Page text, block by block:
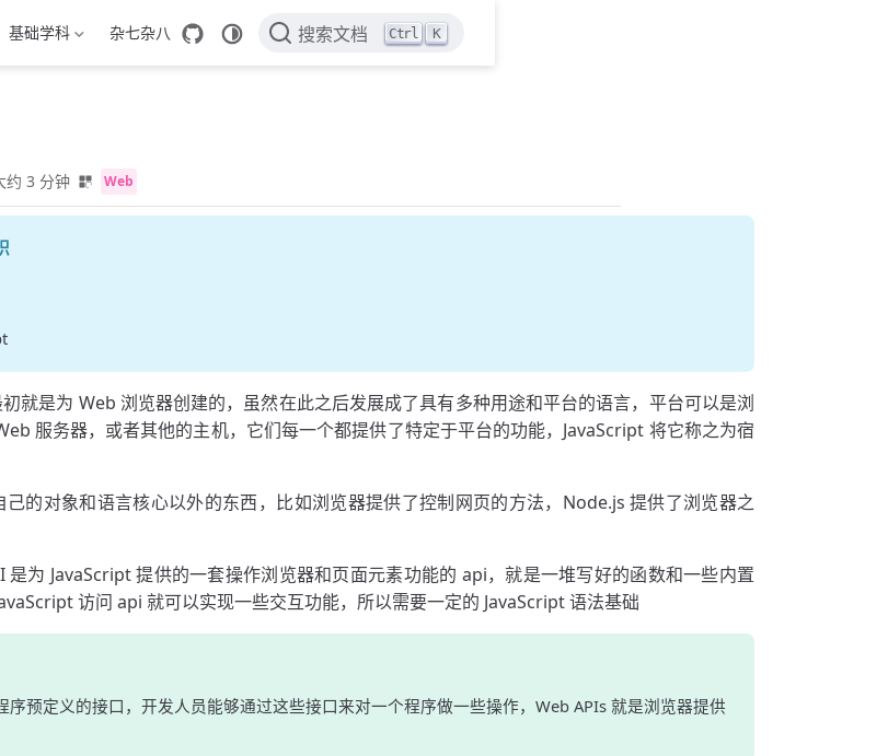
基础学科 杂七杂八 搜索文档 Ctrl K
约 3 分钟 Web
就是为 Web 浏览器创建的，虽然在此之后发展成了具有多种用途和平台的语言，平台可以是浏
服务器，或者其他的主机，它们每一个都提供了特定于平台的功能，JavaScript 将它称之为宿
己的对象和语言核心以外的东西，比如浏览器提供了控制网页的方法，Node.js 提供了浏览器之
是为 JavaScript 提供的一套操作浏览器和页面元素功能的 api，就是一堆写好的函数和一些内置
访问 api 就可以实现一些交互功能，所以需要一定的 JavaScript 语法基础
序预定义的接口，开发人员能够通过这些接口来对一个程序做一些操作，Web APIs 就是浏览器提供